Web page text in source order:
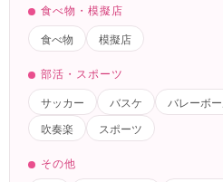
食べ物・模擬店
食べ物
模擬店
部活・スポーツ
サッカー
バスケ バレーボ
吹奏楽
スポーツ
その他